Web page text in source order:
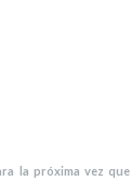
la próxima vez que